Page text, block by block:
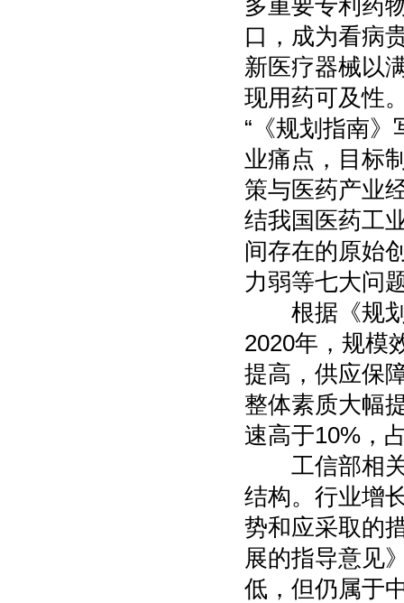
多重要专利药
口，成为看病
新医疗器械以
现用药可及性
“《规划指南
业痛点，目标
策与医药产业
结我国医药工
间存在的原始
力弱等七大问
根据《规划
2020年，规模
提高，供应保
整体素质大幅
速高于10%，
工信部相关
结构。行业增
势和应采取的
展的指导意见
低，但仍属于